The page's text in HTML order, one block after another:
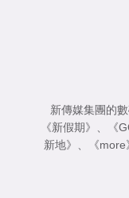
新傳媒集團的
《新假期》
《
新地》
《more